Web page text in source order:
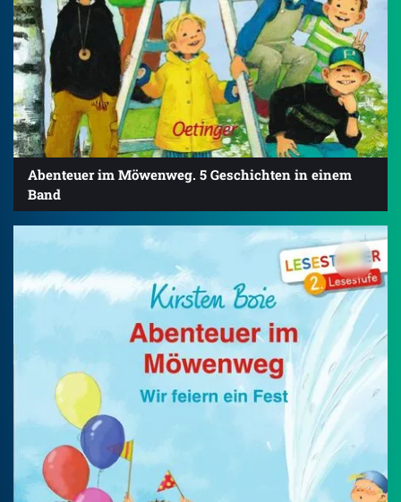
Abenteuer im Möwenweg. 5 Geschichten in einem
Band